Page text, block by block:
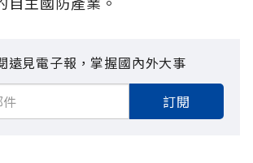
遠見電子報，掌握國內外大事
訂閱